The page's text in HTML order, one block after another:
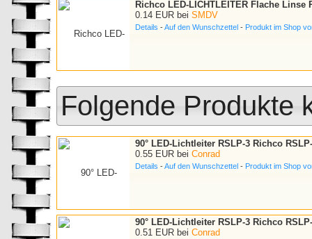
Richco LED-LICHTLEITER Flache Linse
0.14 EUR bei SMDV
Details -Auf den Wunschzettel - Produkt im Shop
Folgende Produkte
90° LED-Lichtleiter RSLP-3 Richco
0.55 EUR bei Conrad
Details -Auf den Wunschzettel - Produkt im Shop
90° LED-Lichtleiter RSLP-3 Richco
0.51 EUR bei Conrad